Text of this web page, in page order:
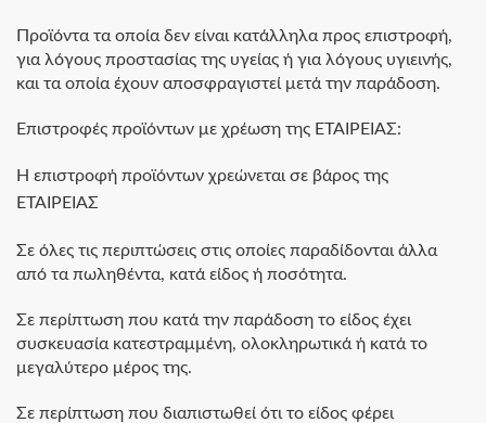
Προϊόντα τα οποία δεν είναι κατάλληλα προς επιστροφή,
για λόγους προστασίας της υγείας ή για λόγους υγιεινής,
και τα οποία έχουν αποσφραγιστεί μετά την παράδοση.
Επιστροφές προϊόντων με χρέωση της ΕΤΑΙΡΕΙΑΣ:
Η επιστροφή προϊόντων χρεώνεται σε βάρος της
ΕΤΑΙΡΕΙΑΣ
Σε όλες τις περιπτώσεις στις οποίες παραδίδονται άλλα
από τα πωληθέντα, κατά είδος ή ποσότητα.
Σε περίπτωση που κατά την παράδοση το είδος έχει
συσκευασία κατεστραμμένη, ολοκληρωτικά ή κατά το
μεγαλύτερο μέρος της.
Σε περίπτωση που διαπιστωθεί ότι το είδος φέρει